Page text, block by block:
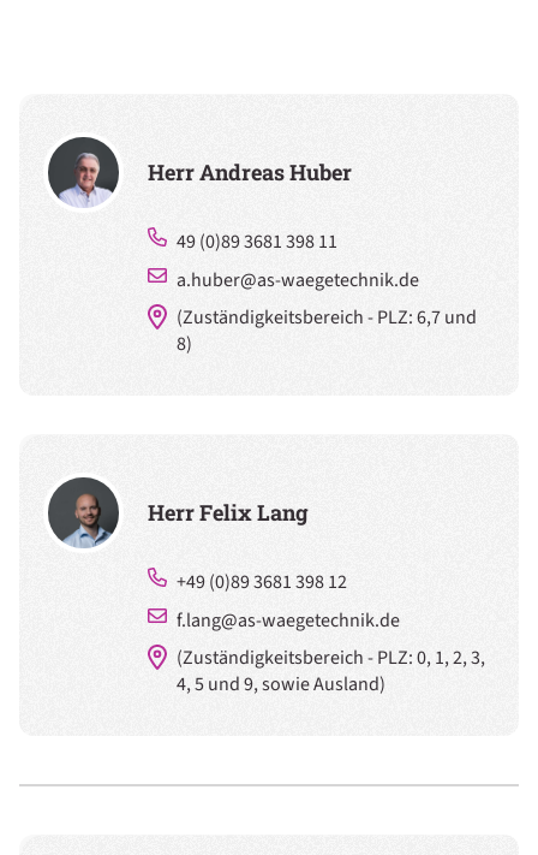
Herr Andreas Huber
49 (0)89 3681 398 11
a.huber@as-waegetechnik.de
(Zuständigkeitsbereich - PLZ: 6,7 und
8)
Herr Felix Lang
+49 (0)89 3681 398 12
f.lang@as-waegetechnik.de
(Zuständigkeitsbereich - PLZ: 0, 1, 2, 3,
4, 5 und 9, sowie Ausland)